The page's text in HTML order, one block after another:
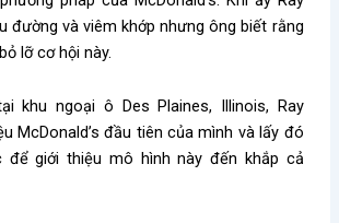
đường và viêm khớp nhưng ông biết rằng
lỡ cơ hội này.
khu ngoại ô Des Plaines, Illinois, Ray
McDonald’s đầu tiên của mình và lấy đó
để giới thiệu mô hình này đến khắp cả